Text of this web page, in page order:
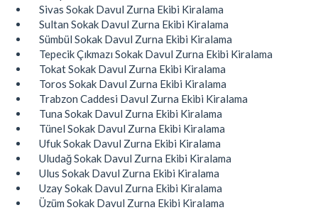
Sivas Sokak Davul Zurna Ekibi Kiralama
Sultan Sokak Davul Zurna Ekibi Kiralama
Sümbül Sokak Davul Zurna Ekibi Kiralama
Tepecik Çıkmazı Sokak Davul Zurna Ekibi Kiralama
Tokat Sokak Davul Zurna Ekibi Kiralama
Toros Sokak Davul Zurna Ekibi Kiralama
Trabzon Caddesi Davul Zurna Ekibi Kiralama
Tuna Sokak Davul Zurna Ekibi Kiralama
Tünel Sokak Davul Zurna Ekibi Kiralama
Ufuk Sokak Davul Zurna Ekibi Kiralama
Uludağ Sokak Davul Zurna Ekibi Kiralama
Ulus Sokak Davul Zurna Ekibi Kiralama
Uzay Sokak Davul Zurna Ekibi Kiralama
Üzüm Sokak Davul Zurna Ekibi Kiralama